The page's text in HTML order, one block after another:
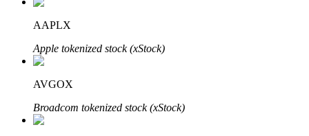
AAPLX
Apple tokenized stock (xStock)
AVGOX
Broadcom tokenized stock (xStock)